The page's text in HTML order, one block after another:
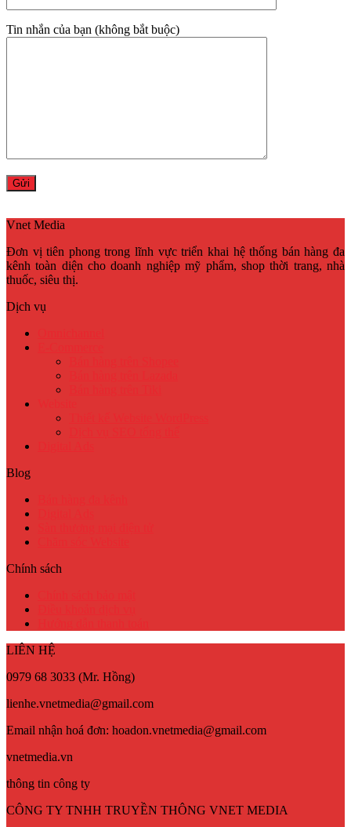
Tin nhắn của bạn (không bắt buộc)
Vnet Media
Đơn vị tiên phong trong lĩnh vực triển khai hệ thống bán hàng đa
kênh toàn diện cho doanh nghiệp mỹ phẩm, shop thời trang, nhà
thuốc, siêu thị.
Dịch vụ
Blog
Chính sách
LIÊN HỆ
0979 68 3033 (Mr. Hồng)
lienhe.vnetmedia@gmail.com
Email nhận hoá đơn: hoadon.vnetmedia@gmail.com
vnetmedia.vn
thông tin công ty
CÔNG TY TNHH TRUYỀN THÔNG VNET MEDIA